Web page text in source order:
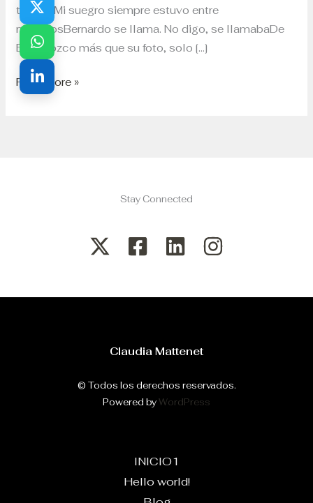
tiempoMi suegro siempre estuvo entre
nosotrosBernardo se llama. No digo, se llamabaDe
El conozco más que su foto, solo […]
Read More »
Stay Connected
Claudia Mattenet
© Todos los derechos reservados.
Powered byWordPress
INICIO1
Hello world!